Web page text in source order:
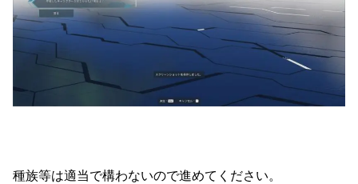
種族等は適当で構わないので進めてください。